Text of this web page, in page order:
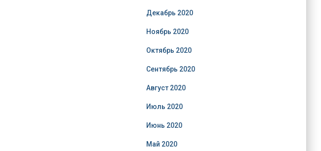
Декабрь 2020
Ноябрь 2020
Октябрь 2020
Сентябрь 2020
Август 2020
Июль 2020
Июнь 2020
Май 2020